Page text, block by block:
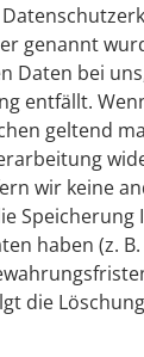
genannt
Daten bei
entfällt.
geltend
wir keine
Speicherung
haben (z.
die